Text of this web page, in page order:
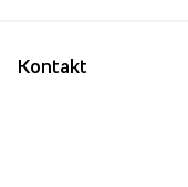
Kontakt